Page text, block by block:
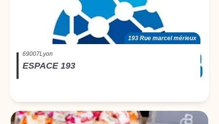
193 Rue marcel mérieux
69007Lyon
ESPACE 193